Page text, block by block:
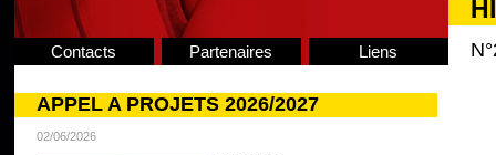
Contacts Partenaires Liens
APPEL A PROJETS 2026/2027
02/06/2026